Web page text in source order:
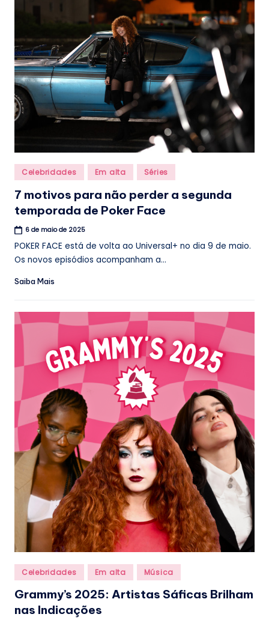
b
r
Posted
in
Celebridades Em alta Séries
7 motivos para não perder a segunda
temporada de Poker Face
6 de maio de 2025
POKER FACE está de volta ao Universal+ no dia 9 de maio.
Os novos episódios acompanham a...
Saiba Mais
Posted
in
Celebridades Em alta Música
Grammy’s 2025: Artistas Sáficas Brilham
nas Indicações